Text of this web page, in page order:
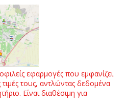
εφαρμογές που εμφανίζει
τιμές τους, αντλώντας δεδομένα
Είναι διαθέσιμη για